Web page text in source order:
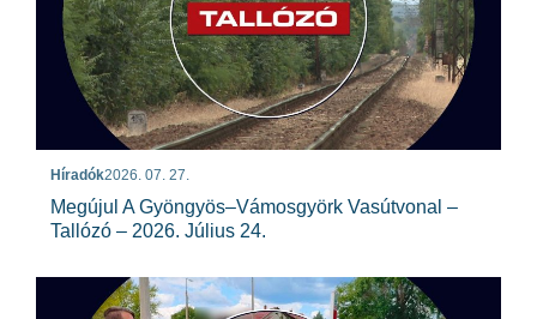
Híradók2026. 07. 27.
Megújul A Gyöngyös–Vámosgyörk Vasútvonal –
Tallózó – 2026. Július 24.